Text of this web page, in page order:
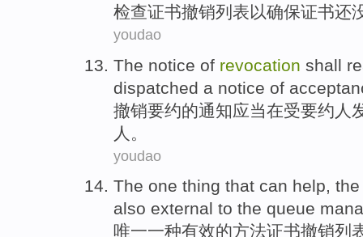
检查证书撤销列表以确保证书还
youdao
The notice of revocation shall
dispatched a notice of
撤销要约的通知应当在受要约人
人。
youdao
The one thing that can help, the
also external to the queue
唯一一种有效的方法证书撤销列